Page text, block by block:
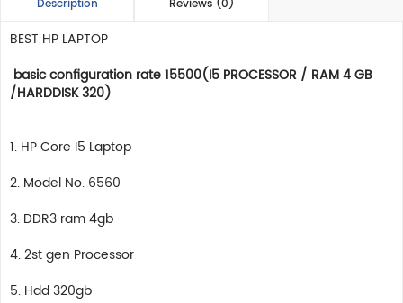
Description Reviews (0)
BEST HP LAPTOP
basic configuration rate 15500(I5 PROCESSOR / RAM 4 GB
/HARDDISK 320)
1. HP Core I5 Laptop
2. Model No. 6560
3. DDR3 ram 4gb
4. 2st gen Processor
5. Hdd 320gb